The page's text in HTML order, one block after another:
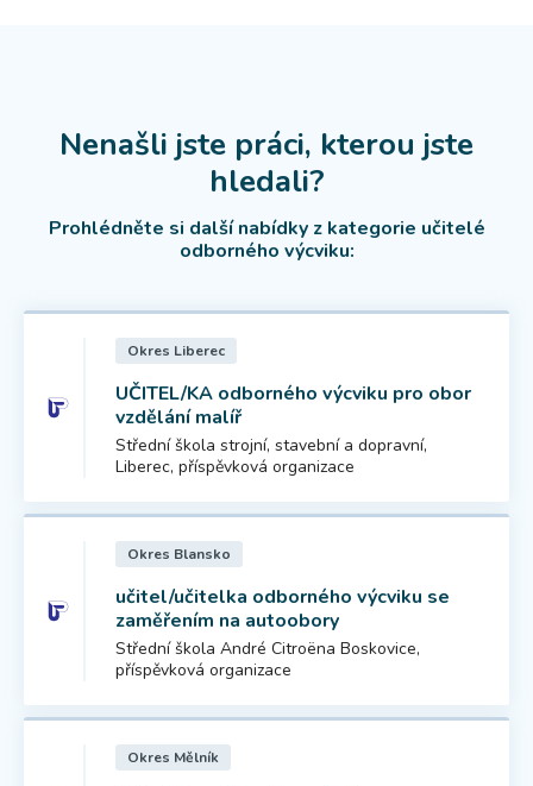
Nenašli jste práci, kterou jste
hledali?
Prohlédněte si další nabídky z kategorie učitelé
odborného výcviku:
Okres Liberec
UČITEL/KA odborného výcviku pro obor
vzdělání malíř
Střední škola strojní, stavební a dopravní,
Liberec, příspěvková organizace
Okres Blansko
učitel/učitelka odborného výcviku se
zaměřením na autoobory
Střední škola André Citroëna Boskovice,
příspěvková organizace
Okres Mělník